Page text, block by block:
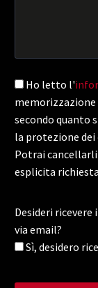
Ho letto l'
secondo quanto
la protezione dei
Potrai cancellarli
esplicita
Desideri
via email?
Sì, desidero